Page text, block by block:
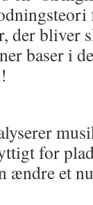
der bliver
baser i
for
ændre et